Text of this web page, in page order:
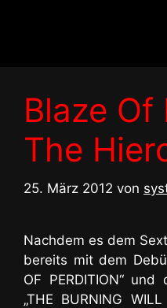
Blaze Of
The
25. März 2012 von
Nachdem es dem
bereits mit dem
OF PERDITION“
„THE BURNING